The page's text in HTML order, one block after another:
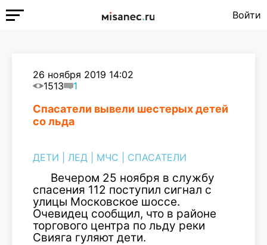
Войти
26 ноября 2019 14:02
1513
1
Спасатели вывели шестерых детей
со льда
ДЕТИ ЛЕД МЧС СПАСАТЕЛИ
Вечером 25 ноября в службу
спасения 112 поступил сигнал с
улицы Московское шоссе.
Очевидец сообщил, что в районе
торгового центра по льду реки
Свияга гуляют дети.